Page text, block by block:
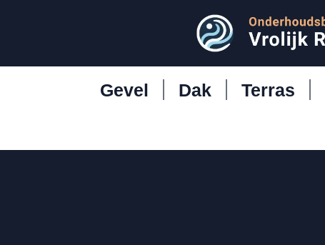
Gevel Dak Terras